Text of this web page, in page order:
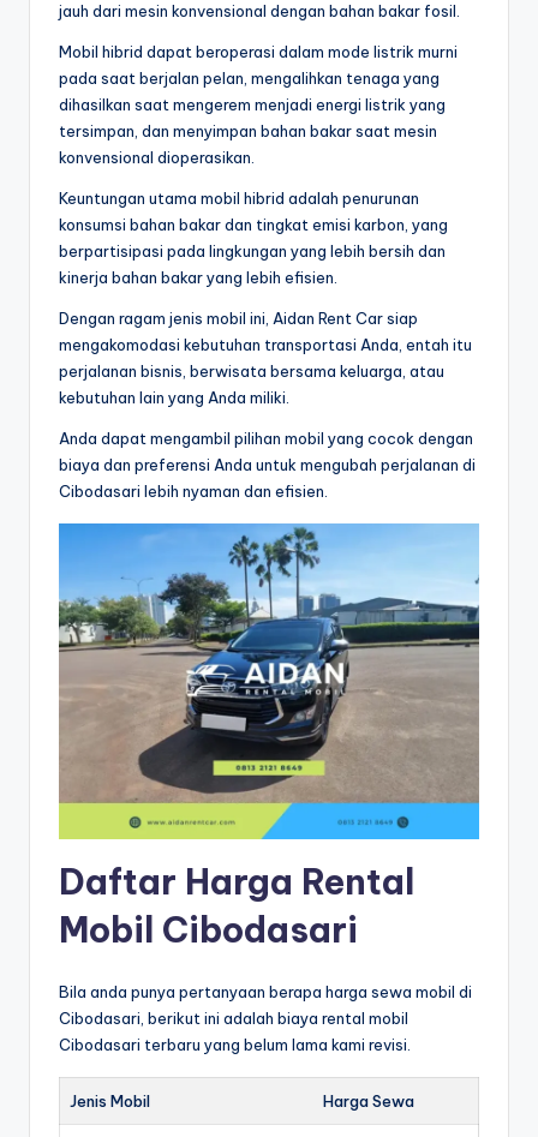
jauh dari mesin konvensional dengan bahan bakar fosil.
Mobil hibrid dapat beroperasi dalam mode listrik murni
pada saat berjalan pelan, mengalihkan tenaga yang
dihasilkan saat mengerem menjadi energi listrik yang
tersimpan, dan menyimpan bahan bakar saat mesin
konvensional dioperasikan.
Keuntungan utama mobil hibrid adalah penurunan
konsumsi bahan bakar dan tingkat emisi karbon, yang
berpartisipasi pada lingkungan yang lebih bersih dan
kinerja bahan bakar yang lebih efisien.
Dengan ragam jenis mobil ini, Aidan Rent Car siap
mengakomodasi kebutuhan transportasi Anda, entah itu
perjalanan bisnis, berwisata bersama keluarga, atau
kebutuhan lain yang Anda miliki.
Anda dapat mengambil pilihan mobil yang cocok dengan
biaya dan preferensi Anda untuk mengubah perjalanan di
Cibodasari lebih nyaman dan efisien.
Daftar Harga Rental
Mobil Cibodasari
Bila anda punya pertanyaan berapa harga sewa mobil di
Cibodasari, berikut ini adalah biaya rental mobil
Cibodasari terbaru yang belum lama kami revisi.
Jenis Mobil Harga Sewa